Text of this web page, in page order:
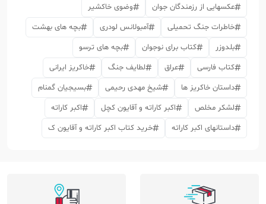
عکسهایی از رزمندگان جوان
وضوی خاکشیر
خاطرات جنگ تحمیلی
آمبولانس لودری
بچه های بهشت
بلدوزر
کتاب برای نوجوان
بچه های ترسو
کتاب فارسی
عراق لطایف جنگ
خاکریز ایرانی
داستان خاکریز ها
شیخ مهدی رحیمی
بسیجیان گمنام
لشکر مخلص
اکبر کاراته و آقایون کچل
اکبر کاراته
داستانهای اکبر کاراته
خرید کتاب اکبر کاراته و آقایون ک